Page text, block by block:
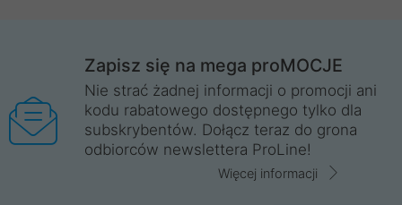
Zapisz się na mega proMOCJE
Nie strać żadnej informacji o promocji ani
kodu rabatowego dostępnego tylko dla
subskrybentów. Dołącz teraz do grona
odbiorców newslettera ProLine!
Więcej informacji